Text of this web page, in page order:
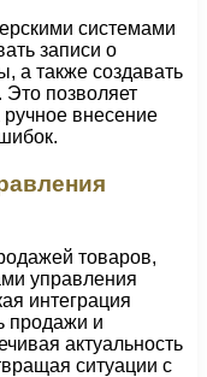
системами
записи о
а также создавать
Это позволяет
внесение
товаров,
управления
интеграция
продажи и
актуальность
ситуации с